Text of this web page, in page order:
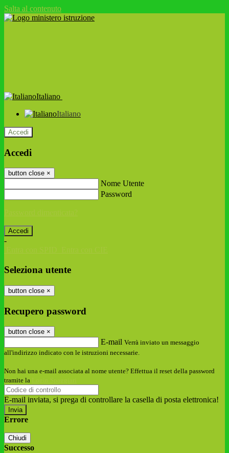
Salta al contenuto
Italiano
Italiano
Accedi
Accedi
button close ×
Nome Utente
Password
-
Seleziona utente
button close ×
Recupero password
button close ×
E-mail Verrà inviato un messaggio
all'indirizzo indicato con le istruzioni necessarie.
Non hai una e-mail associata al nome utente? Effettua il reset della password
tramite la
E-mail inviata, si prega di controllare la casella di posta elettronica!
Errore
Chiudi
Successo